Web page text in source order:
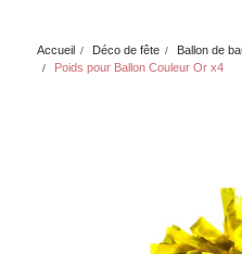
Accueil Déco de fête Ballon de
Poids pour Ballon Couleur Or x4